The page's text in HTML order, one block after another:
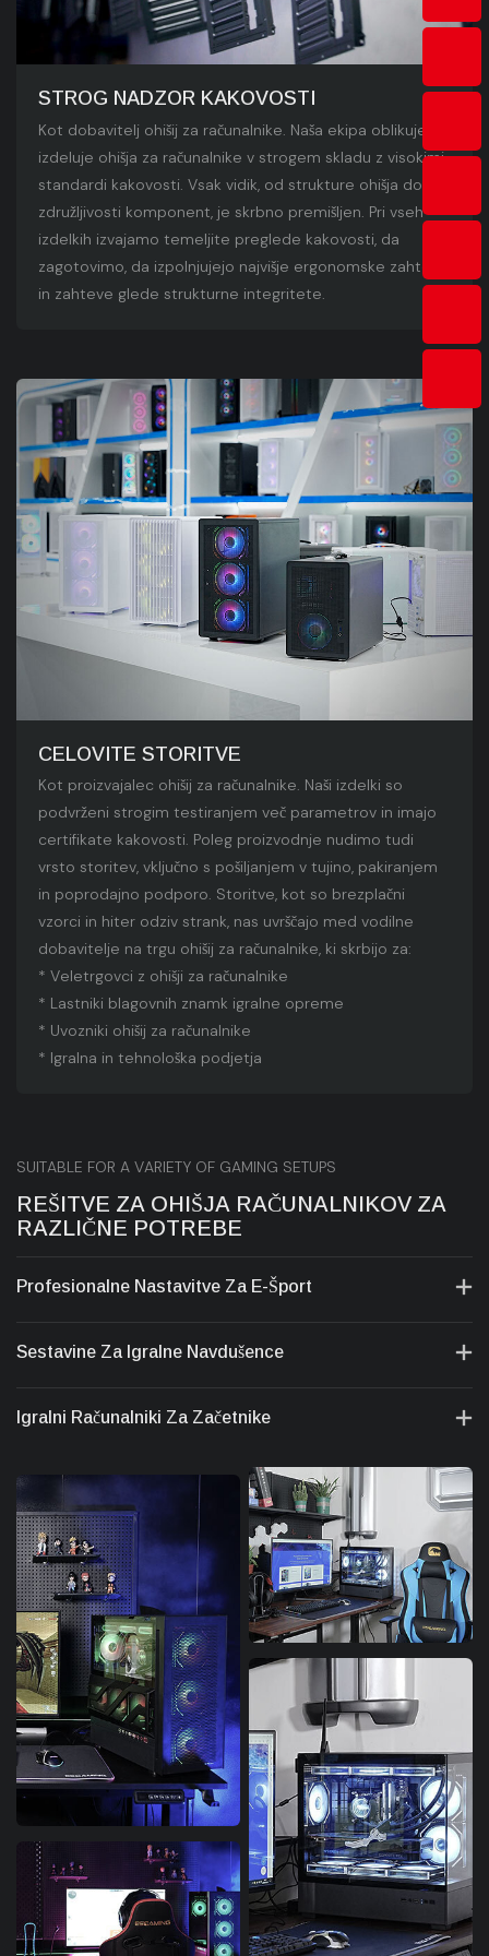
STROG NADZOR KAKOVOSTI
Kot dobavitelj ohišij za računalnike. Naša ekipa oblikuje in
izdeluje ohišja za računalnike v strogem skladu z visokimi
standardi kakovosti. Vsak vidik, od strukture ohišja do
združljivosti komponent, je skrbno premišljen. Pri vseh
izdelkih izvajamo temeljite preglede kakovosti, da
zagotovimo, da izpolnjujejo najvišje ergonomske zahteve
in zahteve glede strukturne integritete.
CELOVITE STORITVE
Kot proizvajalec ohišij za računalnike. Naši izdelki so
podvrženi strogim testiranjem več parametrov in imajo
certifikate kakovosti. Poleg proizvodnje nudimo tudi
vrsto storitev, vključno s pošiljanjem v tujino, pakiranjem
in poprodajno podporo. Storitve, kot so brezplačni
vzorci in hiter odziv strank, nas uvrščajo med vodilne
dobavitelje na trgu ohišij za računalnike, ki skrbijo za:
* Veletrgovci z ohišji za računalnike
* Lastniki blagovnih znamk igralne opreme
* Uvozniki ohišij za računalnike
* Igralna in tehnološka podjetja
SUITABLE FOR A VARIETY OF GAMING SETUPS
REŠITVE ZA OHIŠJA RAČUNALNIKOV ZA
RAZLIČNE POTREBE
Profesionalne Nastavitve Za E-Šport
Sestavine Za Igralne Navdušence
Igralni Računalniki Za Začetnike